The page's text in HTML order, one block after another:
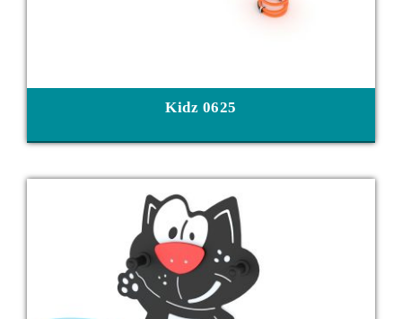
Kidz 0625